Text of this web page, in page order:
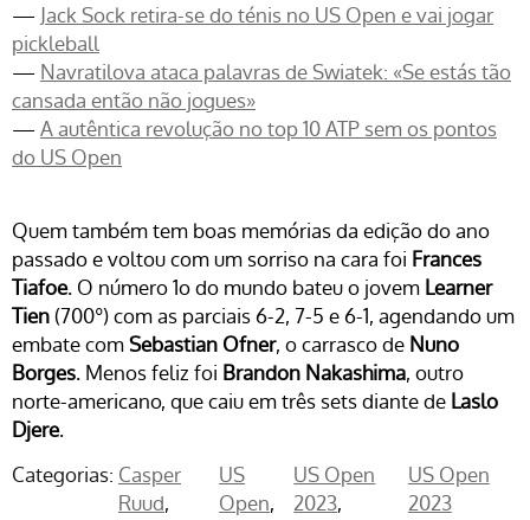
— Jack Sock retira-se do ténis no US Open e vai jogar
pickleball
— Navratilova ataca palavras de Swiatek: «Se estás tão
cansada então não jogues»
— A autêntica revolução no top 10 ATP sem os pontos
do US Open
Quem também tem boas memórias da edição do ano
passado e voltou com um sorriso na cara foi Frances
Tiafoe. O número 1o do mundo bateu o jovem Learner
Tien(700º) com as parciais 6-2, 7-5 e 6-1, agendando um
embate comSebastian Ofner, o carrasco de Nuno
Borges. Menos feliz foi Brandon Nakashima, outro
norte-americano, que caiu em três sets diante de Laslo
Djere.
Categorias: Casper
Ruud
US
Open
US Open
2023
US Open
2023